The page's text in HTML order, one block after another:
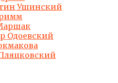
Ушинский
Одоевский